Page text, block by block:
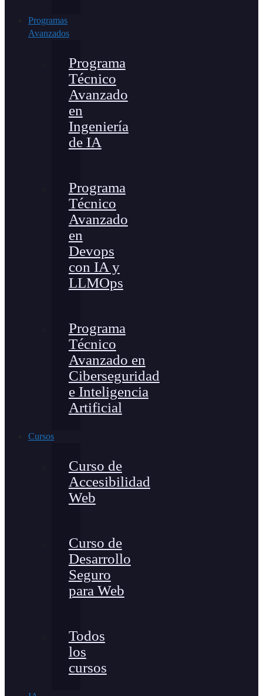
Programas
Avanzados
Programa
Técnico
Avanzado
en
Ingeniería
de IA
Programa
Técnico
Avanzado
en
Devops
con IA y
LLMOps
Programa
Técnico
Avanzado en
Ciberseguridad
e Inteligencia
Artificial
Cursos
Curso de
Accesibilidad
Web
Curso de
Desarrollo
Seguro
para Web
Todos
los
cursos